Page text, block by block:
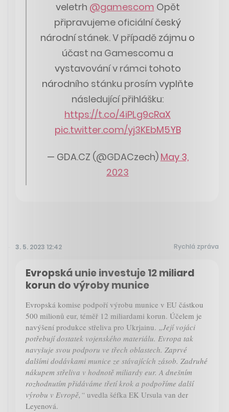
veletrh @gamescom Opět
připravujeme oficiální český
národní stánek. V případě zájmu o
účast na Gamescomu a
vystavování v rámci tohoto
národního stánku prosím vyplňte
následující přihlášku:
https://t.co/4iPLg9cRaX
pic.twitter.com/yj3KEbM5YB
— GDA.CZ (@GDACzech) May 3,
2023
3. 5. 2023 12:42 Rychlá zpráva
Evropská unie investuje 12 miliard
korun do výroby munice
Evropská komise podpoří výrobu munice v EU částkou
500 milionů eur, téměř 12 miliardami korun. Účelem je
navýšení produkce střeliva pro Ukrjainu. „Její vojáci
potřebují dostatek vojenského materiálu. Evropa tak
navyšuje svou podporu ve třech oblastech. Zaprvé
dalšími dodávkami munice ze stávajících zásob. Zadruhé
nákupem střeliva v hodnotě miliardy eur. A dnešním
rozhodnutím přidáváme třetí krok a podpoříme další
výrobu v Evropě,“ uvedla šéfka EK Ursula van der
Leyenová.